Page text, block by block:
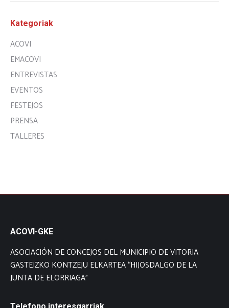
Kategoriak
ACOVI
EMACOVI
ENTREVISTAS
EVENTOS
FESTEJOS
PRENSA
TALLERES
ACOVI-GKE
ASOCIACIÓN DE CONCEJOS DEL MUNICIPIO DE VITORIA
GASTEIZKO KONTZEJU ELKARTEA “HIJOSDALGO DE LA
JUNTA DE ELORRIAGA”